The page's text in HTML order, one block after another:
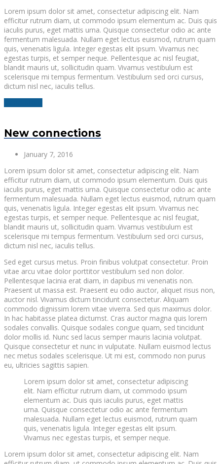
Lorem ipsum dolor sit amet, consectetur adipiscing elit. Nam
efficitur rutrum diam, ut commodo ipsum elementum ac. Duis quis
iaculis purus, eget mattis urna. Quisque consectetur odio ac ante
fermentum malesuada. Nullam eget lectus euismod, rutrum quam
quis, venenatis ligula. Integer egestas elit ipsum. Vivamus nec
egestas turpis, et semper neque. Pellentesque ac nisl feugiat,
blandit mauris ut, sollicitudin quam. Vivamus vestibulum est
scelerisque mi tempus fermentum. Vestibulum sed orci cursus,
dictum nisl nec, iaculis tellus.
New connections
January 7, 2016
Lorem ipsum dolor sit amet, consectetur adipiscing elit. Nam
efficitur rutrum diam, ut commodo ipsum elementum. Duis quis
iaculis purus, eget mattis urna. Quisque consectetur odio ac ante
fermentum malesuada. Nullam eget lectus euismod, rutrum quam
quis, venenatis ligula. Integer egestas elit ipsum. Vivamus nec
egestas turpis, et semper neque. Pellentesque ac nisl feugiat,
blandit mauris ut, sollicitudin quam. Vivamus vestibulum est
scelerisque mi tempus fermentum. Vestibulum sed orci cursus,
dictum nisl nec, iaculis tellus.
Sed eget cursus metus. Proin finibus volutpat consectetur. Proin
vitae arcu vitae dolor porttitor vestibulum sed non dolor.
Pellentesque lacinia erat diam, in dapibus mi venenatis non.
Praesent ut massa est. Praesent eu odio auctor, aliquet risus non,
auctor nisl. Vivamus dictum tincidunt consectetur. Aliquam
commodo dignissim lorem vitae viverra. Sed quis maximus dolor.
In hac habitasse platea dictumst. Cras auctor magna quis lorem
sodales convallis. Quisque sodales congue quam, sed tincidunt
dolor mollis id. Nunc sed lacus semper mauris lacinia volutpat.
Quisque consectetur et nunc in vulputate. Nullam euismod lectus
nec metus sodales scelerisque. Ut mi est, commodo non purus
eu, ultricies sagittis sapien.
Lorem ipsum dolor sit amet, consectetur adipiscing
elit. Nam efficitur rutrum diam, ut commodo ipsum
elementum ac. Duis quis iaculis purus, eget mattis
urna. Quisque consectetur odio ac ante fermentum
malesuada. Nullam eget lectus euismod, rutrum quam
quis, venenatis ligula. Integer egestas elit ipsum.
Vivamus nec egestas turpis, et semper neque.
Lorem ipsum dolor sit amet, consectetur adipiscing elit. Nam